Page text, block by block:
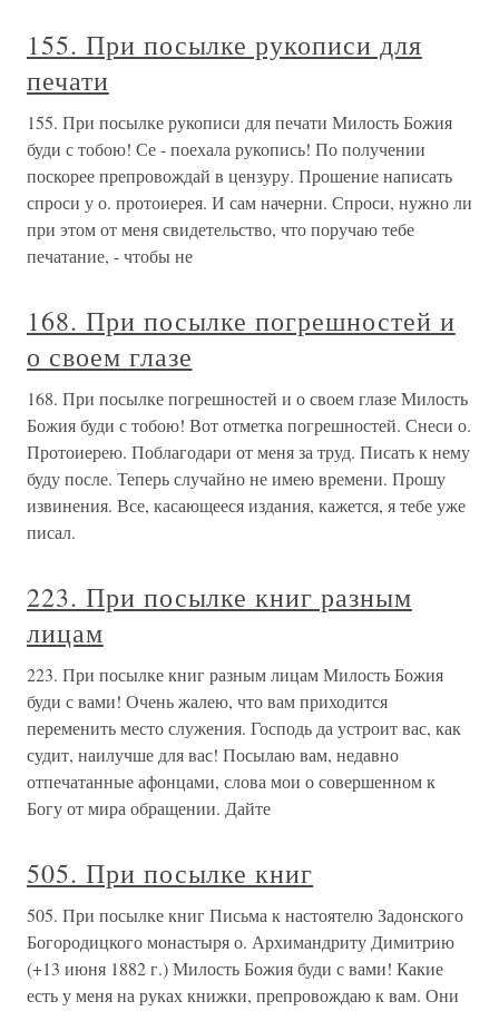
155. При посылке рукописи для
печати
155. При посылке рукописи для печати Милость Божия
буди с тобою! Се - поехала рукопись! По получении
поскорее препровождай в цензуру. Прошение написать
спроси у о. протоиерея. И сам начерни. Спроси, нужно ли
при этом от меня свидетельство, что поручаю тебе
печатание, - чтобы не
168. При посылке погрешностей и
о своем глазе
168. При посылке погрешностей и о своем глазе Милость
Божия буди с тобою! Вот отметка погрешностей. Снеси о.
Протоиерею. Поблагодари от меня за труд. Писать к нему
буду после. Теперь случайно не имею времени. Прошу
извинения. Все, касающееся издания, кажется, я тебе уже
писал.
223. При посылке книг разным
лицам
223. При посылке книг разным лицам Милость Божия
буди с вами! Очень жалею, что вам приходится
переменить место служения. Господь да устроит вас, как
судит, наилучше для вас! Посылаю вам, недавно
отпечатанные афонцами, слова мои о совершенном к
Богу от мира обращении. Дайте
505. При посылке книг
505. При посылке книг Письма к настоятелю Задонского
Богородицкого монастыря о. Архимандриту Димитрию
(+13 июня 1882 г.) Милость Божия буди с вами! Какие
есть у меня на руках книжки, препровождаю к вам. Они